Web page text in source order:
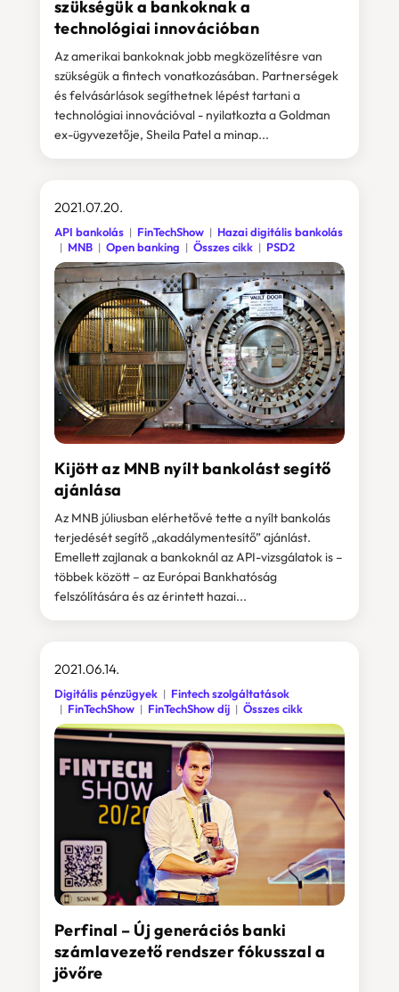
szükségük a bankoknak a
technológiai innovációban
Az amerikai bankoknak jobb megközelítésre van
szükségük a fintech vonatkozásában. Partnerségek
és felvásárlások segíthetnek lépést tartani a
technológiai innovációval - nyilatkozta a Goldman
ex-ügyvezetője, Sheila Patel a minap...
Kijött az MNB nyílt bankolást segítő
ajánlása
2021.07.20.
API bankolás FinTechShow
Hazai digitális bankolás
MNB
Open banking Összes cikk PSD2
Az MNB júliusban elérhetővé tette a nyílt bankolás
terjedését segítő „akadálymentesítő” ajánlást.
Emellett zajlanak a bankoknál az API-vizsgálatok is –
többek között – az Európai Bankhatóság
felszólítására és az érintett hazai...
Perfinal – Új generációs banki
számlavezető rendszer fókusszal a
jövőre
2021.06.14.
Digitális pénzügyek
Fintech szolgáltatások
FinTechShow
FinTechShow díj Összes cikk